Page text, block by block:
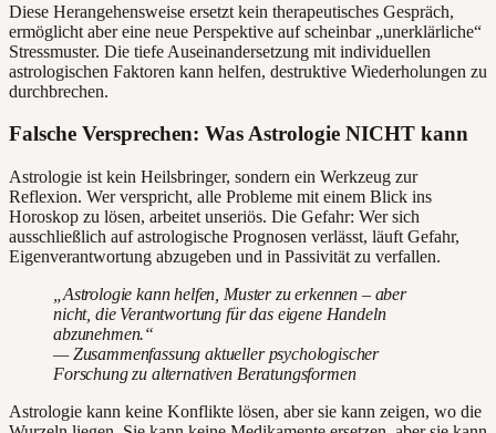
Diese Herangehensweise ersetzt kein therapeutisches Gespräch,
ermöglicht aber eine neue Perspektive auf scheinbar „unerklärliche“
Stressmuster. Die tiefe Auseinandersetzung mit individuellen
astrologischen Faktoren kann helfen, destruktive Wiederholungen zu
durchbrechen.
Falsche Versprechen: Was Astrologie NICHT kann
Astrologie ist kein Heilsbringer, sondern ein Werkzeug zur
Reflexion. Wer verspricht, alle Probleme mit einem Blick ins
Horoskop zu lösen, arbeitet unseriös. Die Gefahr: Wer sich
ausschließlich auf astrologische Prognosen verlässt, läuft Gefahr,
Eigenverantwortung abzugeben und in Passivität zu verfallen.
„Astrologie kann helfen, Muster zu erkennen – aber
nicht, die Verantwortung für das eigene Handeln
abzunehmen.“
— Zusammenfassung aktueller psychologischer
Forschung zu alternativen Beratungsformen
Astrologie kann keine Konflikte lösen, aber sie kann zeigen, wo die